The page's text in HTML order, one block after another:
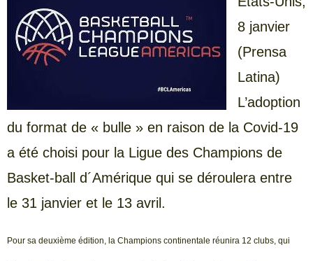
8 janvier
(Prensa
Latina)
L’adoption
du format de « bulle » en raison de la Covid-19
a été choisi pour la Ligue des Champions de
Basket-ball d´Amérique qui se déroulera entre
le 31 janvier et le 13 avril.
Pour sa deuxième édition, la Champions continentale réunira 12 clubs, qui